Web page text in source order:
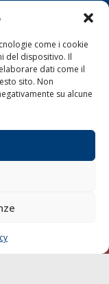
come i cookie
del dispositivo. Il
dati come il
sito. Non
su alcune